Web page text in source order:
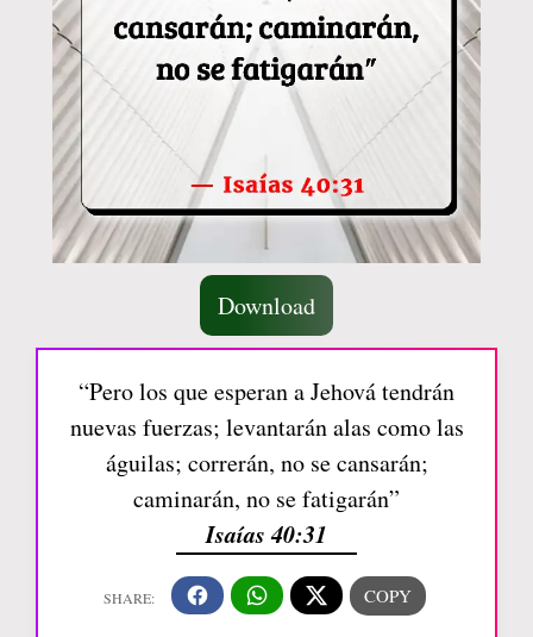
Download
“Pero los que esperan a Jehová tendrán
nuevas fuerzas; levantarán alas como las
águilas; correrán, no se cansarán;
caminarán, no se fatigarán”
Isaías 40:31